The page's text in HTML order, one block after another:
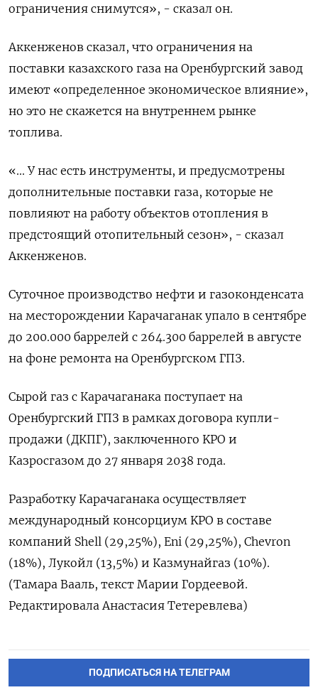
ограничения снимутся», - сказал он.
Аккенженов сказал, что ограничения на
поставки казахского газа на Оренбургский завод
имеют «определенное экономическое влияние»,
но это не скажется на внутреннем рынке
топлива.
«... У нас есть инструменты, и предусмотрены
дополнительные поставки газа, которые не
повлияют на работу объектов отопления в
предстоящий отопительный сезон», - сказал
Аккенженов.
Суточное производство нефти и газоконденсата
на месторождении Карачаганак упало в сентябре
до 200.000 баррелей с 264.300 баррелей в августе
на фоне ремонта на Оренбургском ГПЗ.
Сырой газ с Карачаганака поступает на
Оренбургский ГПЗ в рамках договора купли-
продажи (ДКПГ), заключенного KPO и
Казросгазом до 27 января 2038 года.
Разработку Карачаганака осуществляет
международный консорциум KPO в составе
компаний Shell (29,25%), Eni (29,25%), Chevron
(18%), Лукойл (13,5%) и Казмунайгаз (10%).
(Тамара Вааль, текст Марии Гордеевой.
Редактировала Анастасия Тетеревлева)
ПОДПИСАТЬСЯ НА ТЕЛЕГРАМ